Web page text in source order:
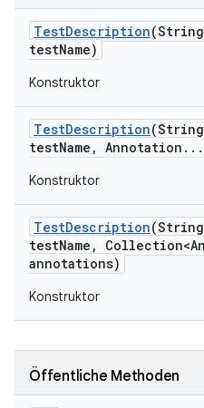
TestDescription
testName)
Konstruktor
TestDescription
testName , Annotation . . .
Konstruktor
TestDescription
testName ,
annotations)
Konstruktor
Öffentliche Methoden